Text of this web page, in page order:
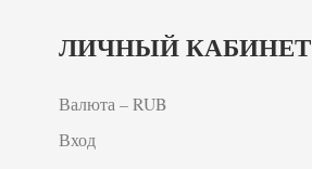
ЛИЧНЫЙ КАБИНЕТ
Валюта – RUB
Вход